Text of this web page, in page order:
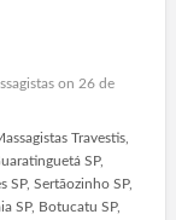
on 26 de
Travestis,
SP,
SP, Sertãozinho SP,
SP, Botucatu SP,